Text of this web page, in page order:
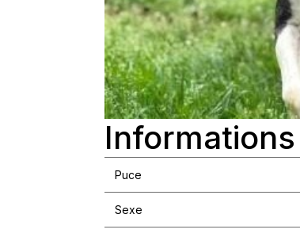
Puce
Sexe